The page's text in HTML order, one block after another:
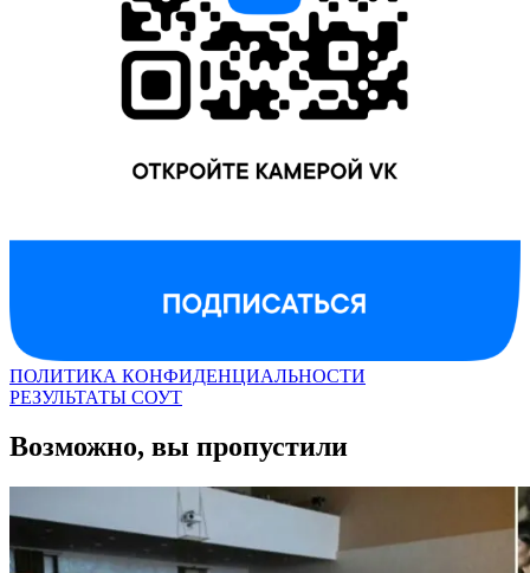
ПОЛИТИКА КОНФИДЕНЦИАЛЬНОСТИ
РЕЗУЛЬТАТЫ СОУТ
Возможно, вы пропустили